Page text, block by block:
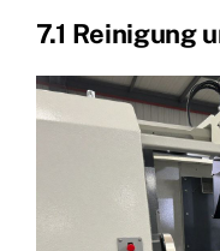
7.1 Reinigung